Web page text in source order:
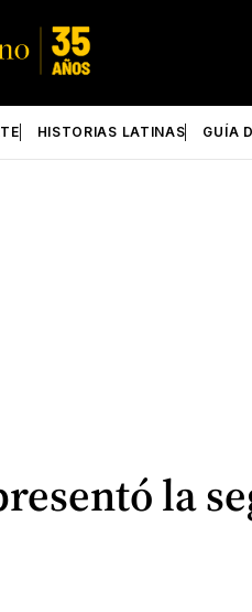
HISTORIAS LATINAS GUÍA
la